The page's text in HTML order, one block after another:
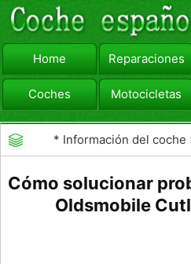
Home Reparaciones
Coches Motocicletas
viajar Camiones
* Información del coche
coches General
Cómo solucionar
Oldsmobile